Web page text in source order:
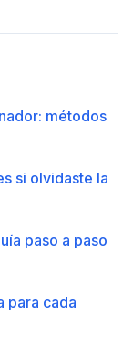
métodos
si olvidaste la
paso a paso
para cada